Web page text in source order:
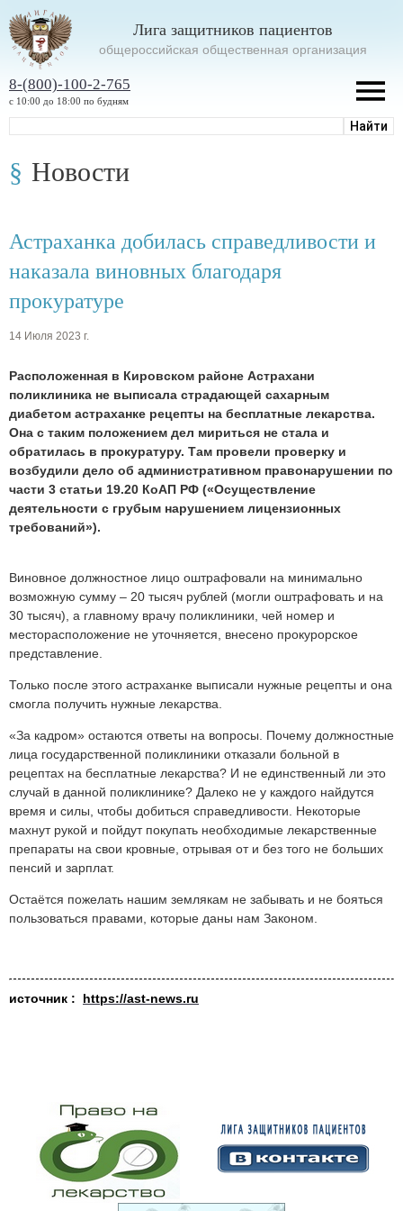
Лига защитников пациентов
oбщероссийская общественная организация
8-(800)-100-2-765
с 10:00 до 18:00 по будням
Новости
Астраханка добилась справедливости и
наказала виновных благодаря
прокуратуре
14 Июля 2023 г.
Расположенная в Кировском районе Астрахани
поликлиника не выписала страдающей сахарным
диабетом астраханке рецепты на бесплатные лекарства.
Она с таким положением дел мириться не стала и
обратилась в прокуратуру. Там провели проверку и
возбудили дело об административном правонарушении по
части 3 статьи 19.20 КоАП РФ («Осуществление
деятельности с грубым нарушением лицензионных
требований»).
Виновное должностное лицо оштрафовали на минимально
возможную сумму – 20 тысяч рублей (могли оштрафовать и на
30 тысяч), а главному врачу поликлиники, чей номер и
месторасположение не уточняется, внесено прокурорское
представление.
Только после этого астраханке выписали нужные рецепты и она
смогла получить нужные лекарства.
«За кадром» остаются ответы на вопросы. Почему должностные
лица государственной поликлиники отказали больной в
рецептах на бесплатные лекарства? И не единственный ли это
случай в данной поликлинике? Далеко не у каждого найдутся
время и силы, чтобы добиться справедливости. Некоторые
махнут рукой и пойдут покупать необходимые лекарственные
препараты на свои кровные, отрывая от и без того не больших
пенсий и зарплат.
Остаётся пожелать нашим землякам не забывать и не бояться
пользоваться правами, которые даны нам Законом.
источник : https://ast-news.ru